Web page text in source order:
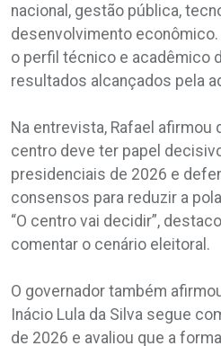
nacional, gestão pública,
desenvolvimento
o perfil técnico e acadêmico
resultados alcançados pela
Na entrevista, Rafael afirmou
centro deve ter papel
presidenciais de 2026 e
consensos para reduzir a
“O centro vai decidir”,
comentar o cenário eleitoral.
O governador também
Inácio Lula da Silva segue
de 2026 e avaliou que a